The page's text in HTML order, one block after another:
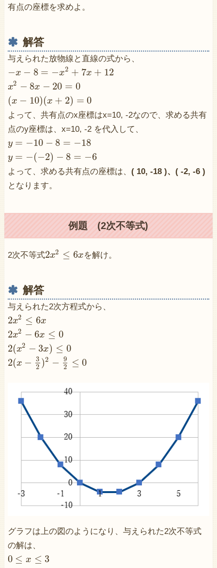
有点の座標を求めよ。
解答
与えられた放物線と直線の式から、
−x − 8 = −x2 + 7x + 12
x2 − 8x − 20 = 0
(x − 10)(x + 2) = 0
よって、共有点のx座標はx=10, -2なので、求める共有
点のy座標は、x=10, -2 を代入して、
y = −10 − 8 = −18
y = −(−2) − 8 = −6
よって、求める共有点の座標は、 ( 10, -18 )、( -2, -6 )
となります。
例題 (2次不等式)
2次不等式2x2 ≤ 6xを解け。
解答
与えられた2次方程式から、
2x2 ≤ 6x
2x2 − 6x ≤ 0
2(x2 − 3x) ≤ 0
2(x −
3
2 )2 − 9
2
≤ 0
グラフは上の図のようになり、与えられた2次不等式
の解は、
0 ≤ x ≤ 3